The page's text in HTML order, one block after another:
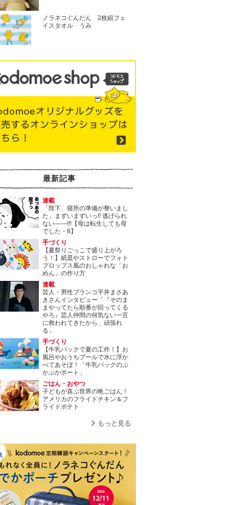
ノラネコぐんだん 2枚組フェ
イスタオル うみ
最新記事
連載
「陛下、寝所の準備が整いまし
た」まずいまずいっ!! 逃げられ
ない――!!!【母は転生しても母
でした・8】
手づくり
【夏祭りごっこで盛り上がろ
う！】紙皿やストローでフォト
プロップス風のおしゃれな「お
めん」の作り方
連載
芸人・男性ブランコ平井まさあ
きさんインタビュー「『そのま
まやってたら順番が回ってくる
やろ』芸人仲間の何気ない一言
に救われてきたから、頑張れ
る」
手づくり
【牛乳パックで夏の工作！】お
風呂やおうちプールで水に浮か
べてあそぼ！「牛乳パックのぷ
かぷかボート」
ごはん・おやつ
子どもが喜ぶ世界の晩ごはん！
アメリカのフライドチキン＆フ
ライドポテト
もっと見る